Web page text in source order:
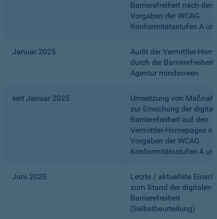
Barrierefreiheit nach den
Vorgaben der WCAG
Konformitätsstufen A
Januar 2025
Audit der Vermittler-
durch die
Agentur mindscreen
seit Januar 2025
Umsetzung von
zur Erreichung der
Barrierefreiheit auf den
Vermittler-Homepages
Vorgaben der WCAG
Konformitätsstufen A
Juni 2025
Letzte / aktuellste
zum Stand der digitalen
Barrierefreiheit
(Selbstbeurteilung)